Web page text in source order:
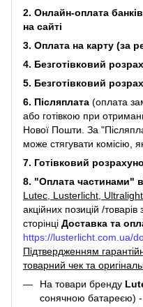
2. Онлайн-оплата
на сайті
3. Оплата на карту (за
4. Безготівковий
5. Безготівковий
6. Післяплата (оплата
або готівкою при
Нової Пошти. За
може стягувати комісію,
7. Готівковий
8. "Оплата частинами"
Lutec, Lusterlicht, Ultralight
акційних позицій /товарів
сторінці Доставка та
https://lusterlicht.com.ua/
Підтвердженням
товарний чек та
На товари бренду
сонячною батареєю) -